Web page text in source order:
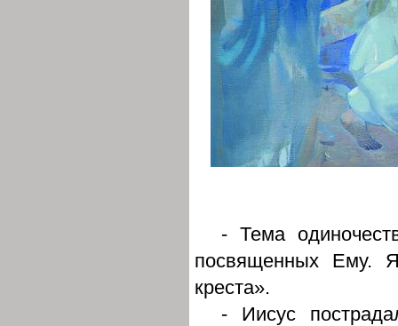
- Тема
посвященных Ему.
креста».
- Иисус